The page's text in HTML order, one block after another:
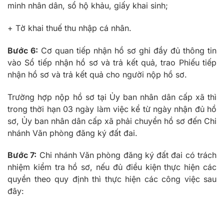
minh nhân dân, sổ hộ khảu, giấy khai sinh;
+ Tờ khai thuế thu nhập cá nhân.
Bước 6: Cơ quan tiếp nhận hồ sơ ghi đầy đủ thông tin
vào Sổ tiếp nhận hồ sơ và trả kết quả, trao Phiếu tiếp
nhận hồ sơ và trả kết quả cho người nộp hồ sơ.
Trường hợp nộp hồ sơ tại Ủy ban nhân dân cấp xã thì
trong thời hạn 03 ngày làm việc kể từ ngày nhận đủ hồ
sơ, Ủy ban nhân dân cấp xã phải chuyển hồ sơ đến Chi
nhánh Văn phòng đăng ký đất đai.
Bước7: Chi nhánh Văn phòng đăng ký đất đai có trách
nhiệm kiểm tra hồ sơ, nếu đủ điều kiện thực hiện các
quyền theo quy định thì thực hiện các công việc sau
đây: